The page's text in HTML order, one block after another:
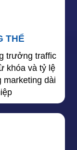
THỂ
trưởng traffic
khóa và tỷ lệ
marketing dài